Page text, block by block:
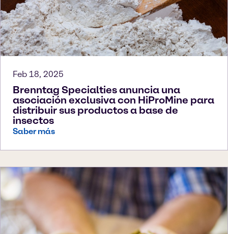
Feb 18, 2025
Brenntag Specialties anuncia una
asociación exclusiva con HiProMine para
distribuir sus productos a base de
insectos
Saber más